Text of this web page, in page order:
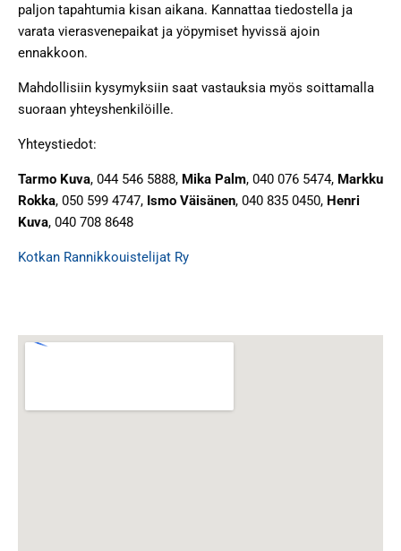
paljon tapahtumia kisan aikana. Kannattaa tiedostella ja
varata vierasvenepaikat ja yöpymiset hyvissä ajoin
ennakkoon.
Mahdollisiin kysymyksiin saat vastauksia myös soittamalla
suoraan yhteyshenkilöille.
Yhteystiedot:
Tarmo Kuva, 044 546 5888, Mika Palm, 040 076 5474, Markku
Rokka, 050 599 4747, Ismo Väisänen, 040 835 0450, Henri
Kuva, 040 708 8648
Kotkan Rannikkouistelijat Ry